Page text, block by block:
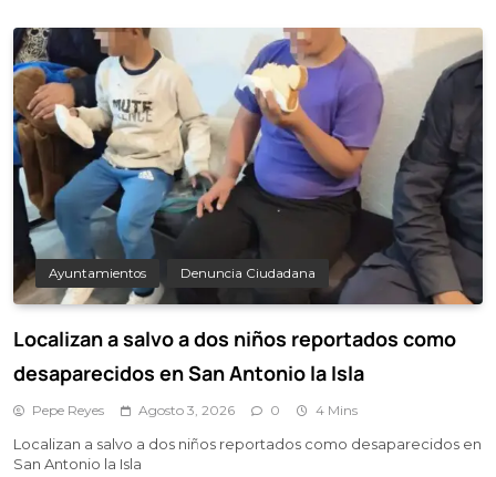
Ayuntamientos Denuncia Ciudadana
Localizan a salvo a dos niños reportados como
desaparecidos en San Antonio la Isla
Pepe Reyes Agosto 3, 2026 0 4 Mins
Localizan a salvo a dos niños reportados como desaparecidos en
San Antonio la Isla